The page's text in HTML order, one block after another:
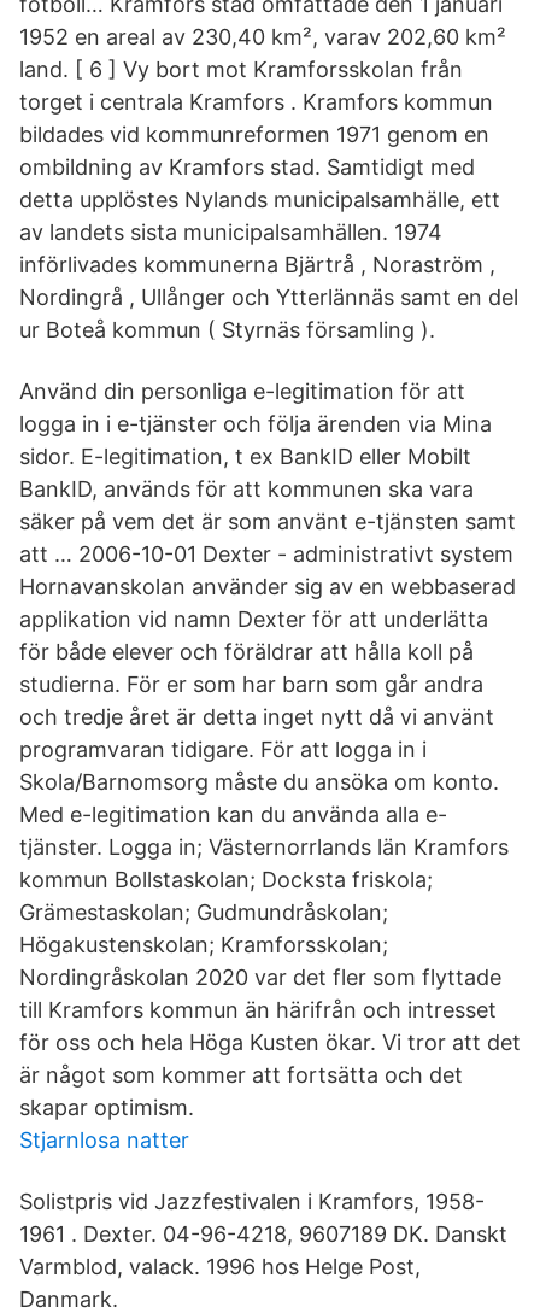
1952 en areal av 230,40 km², varav 202,60 km²
land. [ 6 ] Vy bort mot Kramforsskolan från
torget i centrala Kramfors . Kramfors kommun
bildades vid kommunreformen 1971 genom en
ombildning av Kramfors stad. Samtidigt med
detta upplöstes Nylands municipalsamhälle, ett
av landets sista municipalsamhällen. 1974
införlivades kommunerna Bjärtrå , Noraström ,
Nordingrå , Ullånger och Ytterlännäs samt en del
ur Boteå kommun ( Styrnäs församling ).
Använd din personliga e-legitimation för att
logga in i e-tjänster och följa ärenden via Mina
sidor. E-legitimation, t ex BankID eller Mobilt
BankID, används för att kommunen ska vara
säker på vem det är som använt e-tjänsten samt
att … 2006-10-01 Dexter - administrativt system
Hornavanskolan använder sig av en webbaserad
applikation vid namn Dexter för att underlätta
för både elever och föräldrar att hålla koll på
studierna. För er som har barn som går andra
och tredje året är detta inget nytt då vi använt
programvaran tidigare. För att logga in i
Skola/Barnomsorg måste du ansöka om konto.
Med e-legitimation kan du använda alla e-
tjänster. Logga in; Västernorrlands län Kramfors
kommun Bollstaskolan; Docksta friskola;
Grämestaskolan; Gudmundråskolan;
Högakustenskolan; Kramforsskolan;
Nordingråskolan 2020 var det fler som flyttade
till Kramfors kommun än härifrån och intresset
för oss och hela Höga Kusten ökar. Vi tror att det
är något som kommer att fortsätta och det
skapar optimism.
Stjarnlosa natter
Solistpris vid Jazzfestivalen i Kramfors, 1958-
1961 . Dexter. 04-96-4218, 9607189 DK. Danskt
Varmblod, valack. 1996 hos Helge Post,
Danmark.